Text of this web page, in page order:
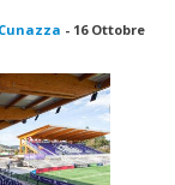
- 16 Ottobre